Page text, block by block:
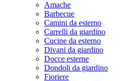
Amache
Barbecue
Camini da esterno
Carrelli da giardino
Cucine da esterno
Divani da giardino
Docce esterne
Dondoli da giardino
Fioriere